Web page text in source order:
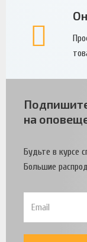
на
Будьте в курсе
Большие